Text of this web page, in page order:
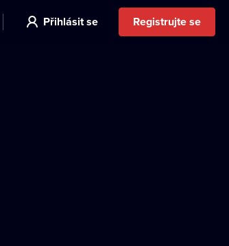
Přihlásit se Registrujte se